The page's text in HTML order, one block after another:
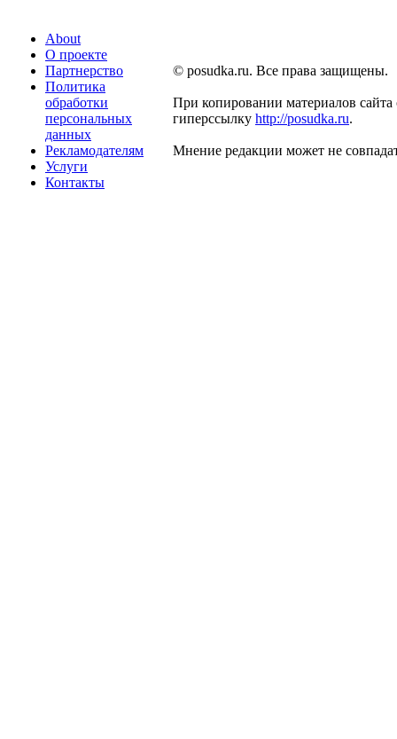
About
О проекте
Партнерство
Политика
обработки
персональных
данных
Рекламодателям
Услуги
Контакты
© posudka.ru. Все права защищены.
При копировании материалов сайта
гиперссылку http://posudka.ru.
Мнение редакции может не